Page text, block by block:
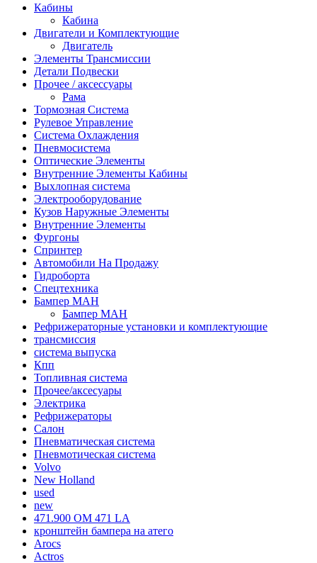
Кабины
Кабина
Двигатели и Комплектующие
Двигатель
Элементы Трансмиссии
Детали Подвески
Прочее / аксессуары
Рама
Тормозная Система
Рулевое Управление
Система Охлаждения
Пневмосистема
Оптические Элементы
Внутренние Элементы Кабины
Выхлопная система
Электрооборудование
Кузов Наружные Элементы
Внутренние Элементы
Фургоны
Спринтер
Автомобили На Продажу
Гидроборта
Спецтехника
Бампер МАН
Бампер МАН
Рефрижераторные установки и комплектующие
трансмиссия
система выпуска
Кпп
Топливная система
Прочее/аксесуары
Электрика
Рефрижераторы
Салон
Пневматическая система
Пневмотическая система
Volvo
New Holland
used
new
471.900 OM 471 LA
кронштейн бампера на атего
Arocs
Actros